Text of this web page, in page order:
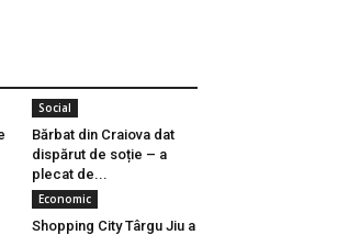
Social
Bărbat din Craiova dat
dispărut de soție – a
plecat de...
Economic
Shopping City Târgu Jiu a